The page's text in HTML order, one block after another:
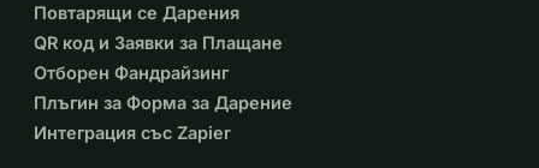
Повтарящи се Дарения
QR код и Заявки за Плащане
Отборен Фандрайзинг
Плъгин за Форма за Дарение
Интеграция със Zapier